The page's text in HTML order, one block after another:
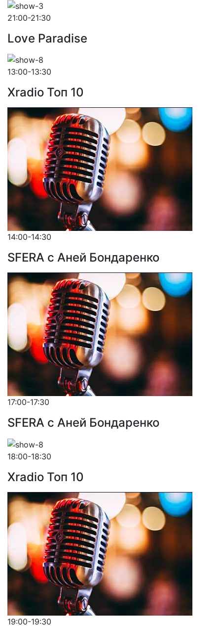
21:00-21:30
Love Paradise
13:00-13:30
Xradio Топ 10
14:00-14:30
SFERA с Аней Бондаренко
17:00-17:30
SFERA с Аней Бондаренко
18:00-18:30
Xradio Топ 10
19:00-19:30